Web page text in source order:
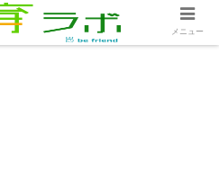
友達の悪いことを言い付けてくる子ど
メニュー